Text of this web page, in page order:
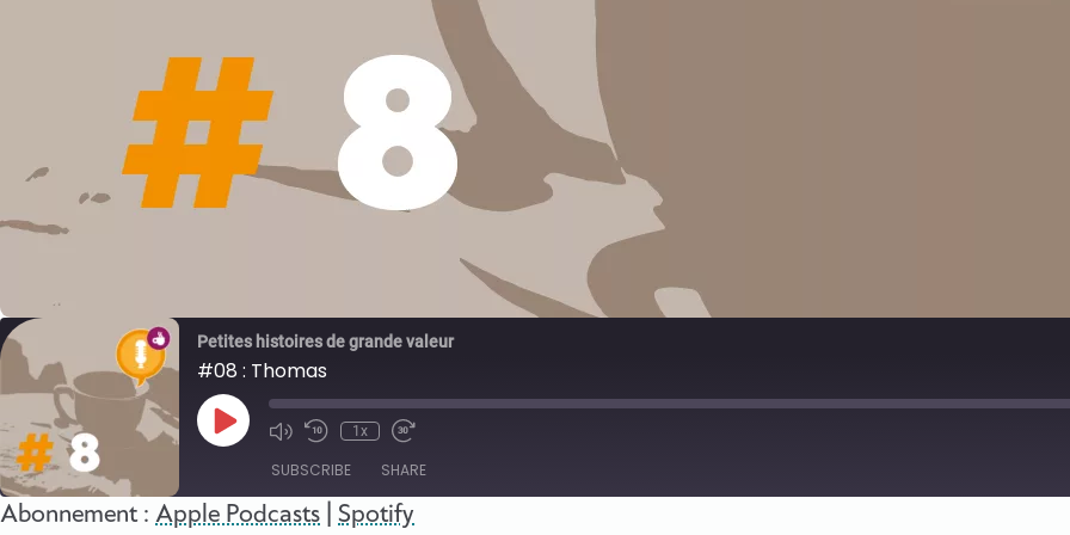
Petites histoires de grande valeur
#08 : Thomas
Play
Episode
1x
SUBSCRIBE SHARE
Abonnement : Apple Podcasts Spotify